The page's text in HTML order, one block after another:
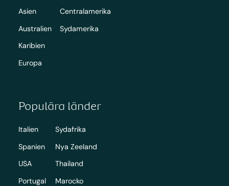
Asien
Australien
Karibien
Europa
Centralamerika
Sydamerika
Populära länder
Italien
Spanien
USA
Portugal
Sydafrika
Nya Zeeland
Thailand
Marocko